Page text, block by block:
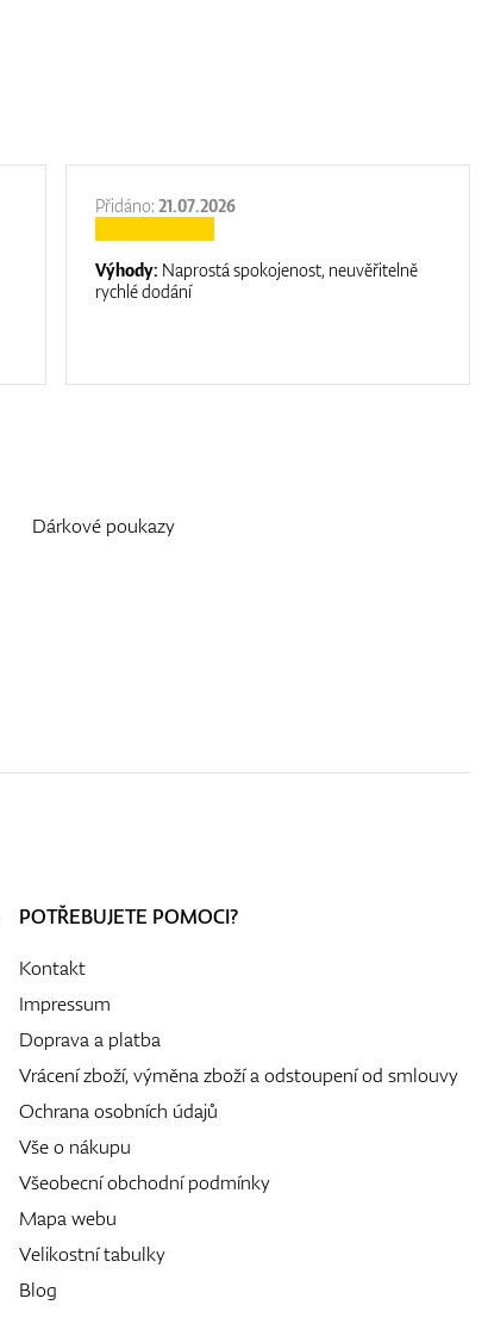
Přidáno:21.07.2026
Výhody: Naprostá spokojenost, neuvěřitelně
rychlé dodání
Dárkové poukazy
POTŘEBUJETE POMOCI?
Kontakt
Impressum
Doprava a platba
Vrácení zboží, výměna zboží a odstoupení od smlouvy
Ochrana osobních údajů
Vše o nákupu
Všeobecní obchodní podmínky
Mapa webu
Velikostní tabulky
Blog